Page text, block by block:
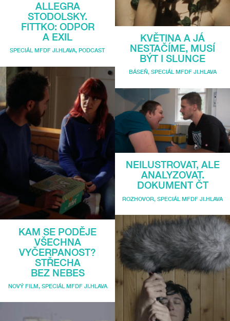
ALLEGRA
STODOLSKY.
FITTKO: ODPOR
A EXIL
SPECIÁL MFDF JI.HLAVA, PODCAST
KAM SE PODĚJE
VŠECHNA
VYČERPANOST?
STŘECHA
BEZ NEBES
NOVÝ FILM, SPECIÁL MFDF JI.HLAVA
KVĚTINA A JÁ
NESTAČÍME, MUSÍ
BÝT I SLUNCE
BÁSEŇ, SPECIÁL MFDF JI.HLAVA
NEILUSTROVAT, ALE
ANALYZOVAT.
DOKUMENT ČT
ROZHOVOR SPECIÁL MFDF JI.HLAVA